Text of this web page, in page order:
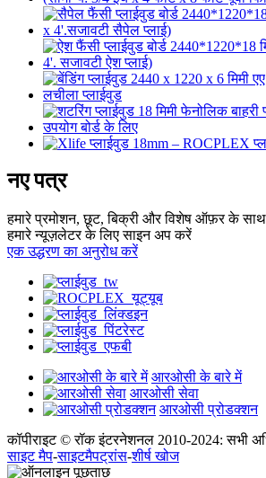
नए पत्र
हमारे प्रमोशन, छूट, बिक्री और विशेष ऑफ़र के
हमारे न्यूज़लेटर के लिए साइन अप करें
एक उद्धरण का अनुरोध करें
आरओसी के बारे में
आरओसी सेवा
आरओसी प्रोडक्शन
कॉपीराइट © रॉक इंटरनेशनल 2010-2024: सभी
साइट मैप-साइटमैपट्रांस-शीर्ष खोज